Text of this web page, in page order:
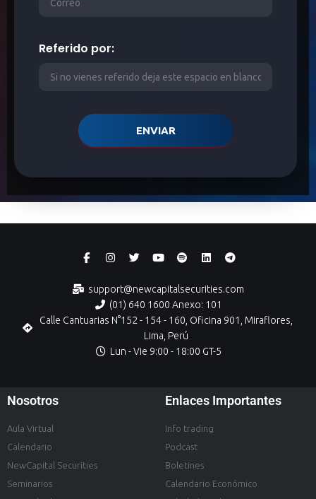
Referido por:
ENVIAR
support@newcapitalsecurities.com
(01) 640 1600 Anexo: 101
Calle Cantuarias N°152 - 154 - 160, Oficina 901, Miraflores,
Lima, Perú
Lun - Vie 9:00 - 18:00 GT-5
Nosotros
Aula Virtual
Calendario
NewCapital Securities
Seminarios
Enlaces Importantes
Info trading
Podcast
Boletines
Calendario Económico